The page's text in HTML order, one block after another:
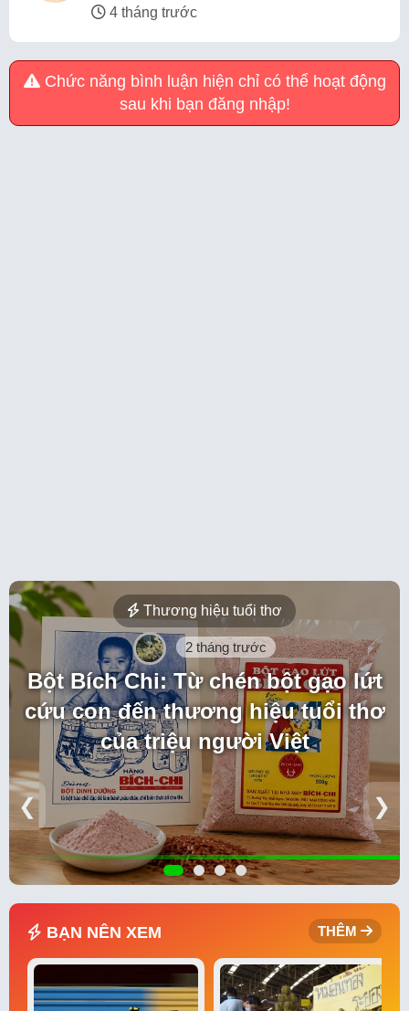
4 tháng trước
Chức năng bình luận hiện chỉ có thể hoạt động
sau khi bạn đăng nhập!
Món lạ vùng miền
2 tháng trước
Cá sấy hồ Thác Bà: Khi thức quà
vùng lòng hồ không còn là đặc
sản “vô danh”
❮ ❯
BẠN NÊN XEM THÊM